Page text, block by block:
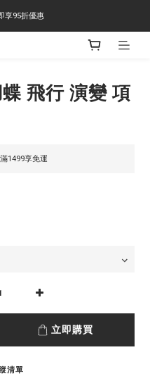
享95折優惠
享95折優惠
件390 兩件750 三件1000 十件3000
飛行 演變 項
1499享免運
立即購買
清單